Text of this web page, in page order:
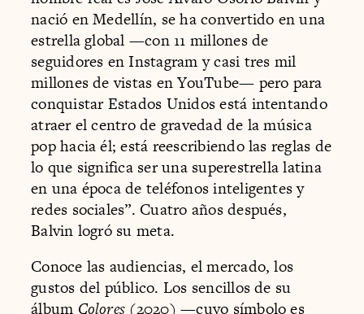
nació en Medellín, se ha convertido en una
estrella global —con 11 millones de
seguidores en Instagram y casi tres mil
millones de vistas en YouTube— pero para
conquistar Estados Unidos está intentando
atraer el centro de gravedad de la música
pop hacia él; está reescribiendo las reglas de
lo que significa ser una superestrella latina
en una época de teléfonos inteligentes y
redes sociales”. Cuatro años después,
Balvin logró su meta.
Conoce las audiencias, el mercado, los
gustos del público. Los sencillos de su
álbum Colores (2020) —cuyo símbolo es